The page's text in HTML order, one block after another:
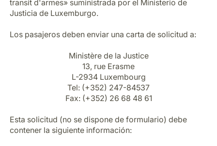
transit d'armes» suministrada por el Ministerio de
Justicia de Luxemburgo.
Los pasajeros deben enviar una carta de solicitud a:
Ministère de la Justice
13, rue Erasme
L-2934 Luxembourg
Tel: (+352) 247-84537
Fax: (+352) 26 68 48 61
Esta solicitud (no se dispone de formulario) debe
contener la siguiente información: